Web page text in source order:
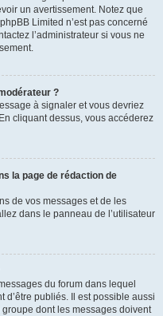
un avertissement. Notez que
Limited n’est pas concerné
l’administrateur si vous ne
?
à signaler et vous devriez
cliquant dessus, vous accéderez
la page de rédaction de
de vos messages et de les
dans le panneau de l’utilisateur
du forum dans lequel
d’être publiés. Il est possible aussi
dont les messages doivent